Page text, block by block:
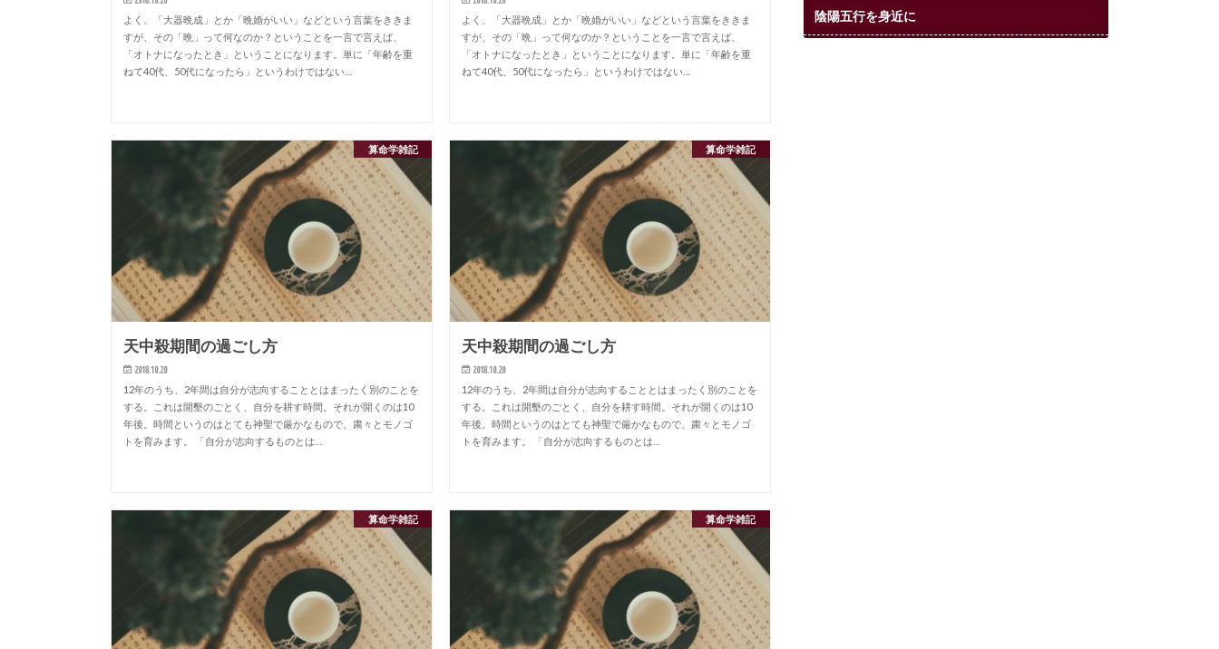
よく、「大器晩成」とか「晩婚がいい」などという言葉をききま
すが、その「晩」って何なのか？ということを一言で言えば、
「オトナになったとき」ということになります。単に「年齢を重
ねて40代、50代になったら」というわけではない…
よく、「大器晩成」とか「晩婚がいい」などという言葉をききま
すが、その「晩」って何なのか？ということを一言で言えば、
「オトナになったとき」ということになります。単に「年齢を重
ねて40代、50代になったら」というわけではない…
算命学雑記
天中殺期間の過ごし方
2018.10.20
12年のうち、2年間は自分が志向することとはまったく別のことを
する。これは開墾のごとく、自分を耕す時間。それが開くのは10
年後。時間というのはとても神聖で厳かなもので、粛々とモノゴ
トを育みます。 「自分が志向するものとは…
算命学雑記
天中殺期間の過ごし方
2018.10.20
12年のうち、2年間は自分が志向することとはまったく別のことを
する。これは開墾のごとく、自分を耕す時間。それが開くのは10
年後。時間というのはとても神聖で厳かなもので、粛々とモノゴ
トを育みます。 「自分が志向するものとは…
算命学雑記 算命学雑記
陰陽五行を身近に